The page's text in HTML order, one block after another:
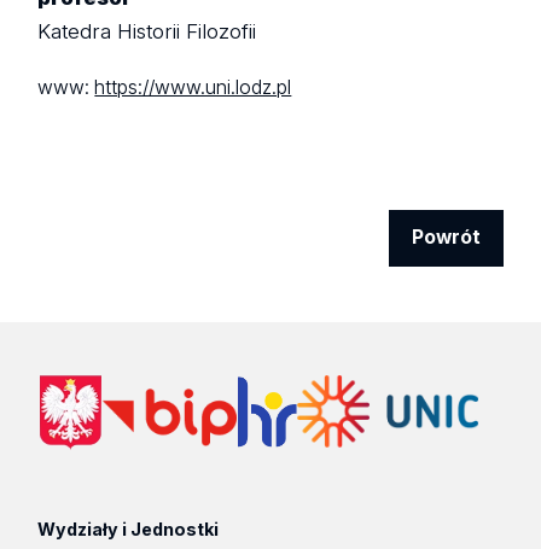
Katedra Historii Filozofii
www:https://www.uni.lodz.pl
Powrót
Wydziały i Jednostki